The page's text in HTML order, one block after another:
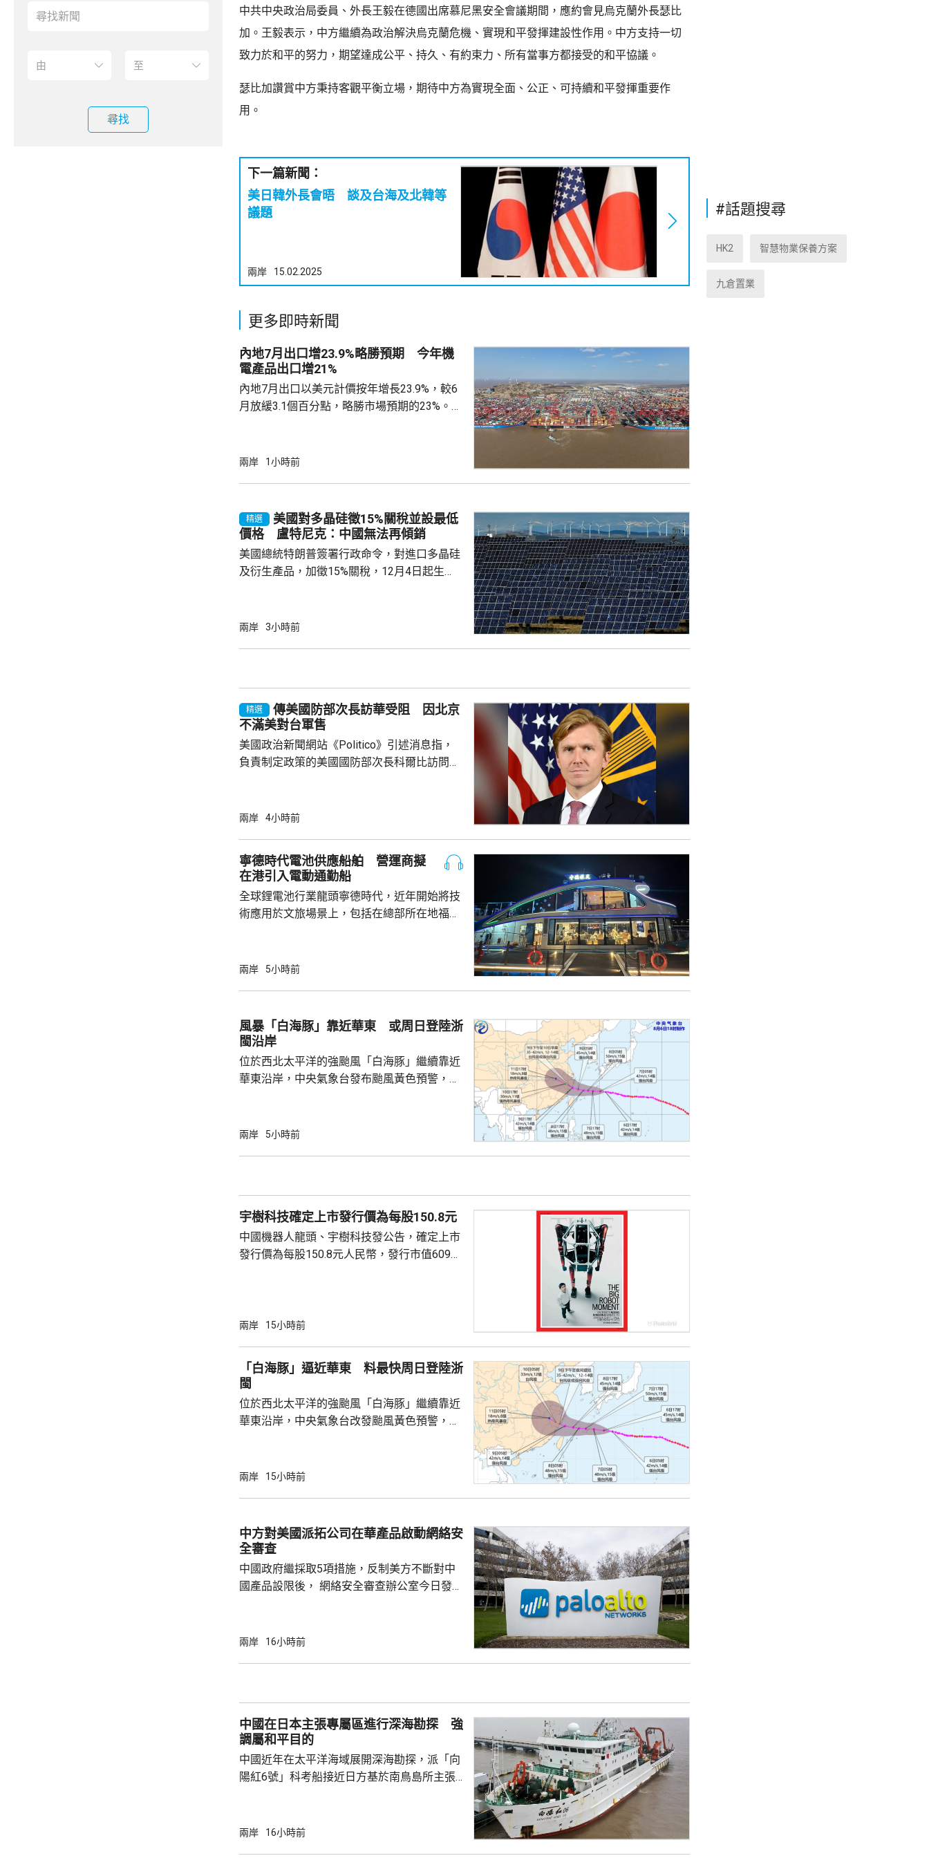
尋找
中共中央政治局委員、外長王毅在德國出席慕尼黑安全會議期間，應約會見烏克蘭外長瑟比
加。王毅表示，中方繼續為政治解決烏克蘭危機、實現和平發揮建設性作用。中方支持一切
致力於和平的努力，期望達成公平、持久、有約束力、所有當事方都接受的和平協議。
瑟比加讚賞中方秉持客觀平衡立場，期待中方為實現全面、公正、可持續和平發揮重要作
用。
下一篇新聞：
美日韓外長會晤 談及台海及北韓等
議題
兩岸 15.02.2025
更多即時新聞
內地7月出口增23.9%略勝預期 今年機
電產品出口增21%
內地7月出口以美元計價按年增長23.9%，較6
月放緩3.1個百分點，略勝市場預期的23%。7
1成至1125億美元，高於市場預期的1071億美
7月電動汽車出口多7成 3D打印機倍增 海關
總署數據顯示，今年首...
兩岸 1小時前
精選
美國對多晶硅徵15%關稅並設最低
價格 盧特尼克：中國無法再傾銷
美國總統特朗普簽署行政命令，對進口多晶硅
及衍生產品，加徵15%關稅，12月4日起生
產品設定最低價格，其中多晶硅每公斤21美
新或擴建多晶硅、晶圓或太陽能電池等生產設
施，並在2029年1月20日前...
兩岸 3小時前
精選
傳美國防部次長訪華受阻 因北京
不滿美對台軍售
美國政治新聞網站《Politico》引述消息指，
負責制定政策的美國國防部次長科爾比訪問中
售案。 報道指，科爾比認為美中關係過去一年
訪問中國有助穩定兩國關係，他最近數月一直
爭取中方的訪問邀請，並在中國國防大學發表
演講，要求國防部官員與北...
兩岸 4小時前
寧德時代電池供應船舶 營運商擬
在港引入電動通勤船
全球鋰電池行業龍頭寧德時代，近年開始將技
術應用於文旅場景上，包括在總部所在地福建
貴，但預料3至5年後將會回本，希望未來將電
前在全球設有13個電池生產製造基地，其中11
個在內地，另外兩個分別在德國和匈牙利。截
至去年11月，有...
兩岸 5小時前
風暴「白海豚」靠近華東 或周日登陸浙
閩沿岸
位於西北太平洋的強颱風「白海豚」繼續靠近
華東沿岸，中央氣象台發布颱風黃色預警，指
日間穿過琉球群島後移入東海，其後移速減慢
動，強度逐漸減弱。專家表示，「白海豚」後
續帶來的降雨較強，風雨影響範圍較大，...
兩岸 5小時前
宇樹科技確定上市發行價為每股150.8元
中國機器人龍頭、宇樹科技發公告，確定上市
發行價為每股150.8元人民幣，發行市值609億
開發行新股4040多萬股，擬發行數量佔發行後
萬股，網下初始發行數量為2580多萬股，初始
戰略配售數量約為809萬股。發行完成後，宇
樹科技總股本...
兩岸 15小時前
「白海豚」逼近華東 料最快周日登陸浙
閩
位於西北太平洋的強颱風「白海豚」繼續靠近
華東沿岸，中央氣象台改發颱風黃色預警，預
一早上在浙江到福建北部沿岸地區登陸，風力
西行，在南方迴旋2至3日；或北上與西風帶系
統結合，可能為北方帶來時間長、範圍大的風
雨影響。國家海洋預報台發布海浪橙...
兩岸 15小時前
中方對美國派拓公司在華產品啟動網絡安
全審查
中國政府繼採取5項措施，反制美方不斷對中
國產品設限後， 網絡安全審查辦公室今日發公
公告指，為保障關鍵信息基礎設施安全穩定運
美國採取5項反制措施，包括加強無人機相關
兩用物項對出口管...
兩岸 16小時前
中國在日本主張專屬區進行深海勘探 強
調屬和平目的
中國近年在太平洋海域展開深海勘探，派「向
陽紅6號」科考船接近日方基於南鳥島所主張
林劍回應說，中方開展的海洋科研活動服務是
兩岸 16小時前
#話題搜尋
HK2 智慧物業保養方案
九倉置業